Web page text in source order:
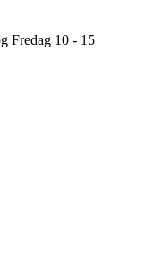
Fredag 10 - 15